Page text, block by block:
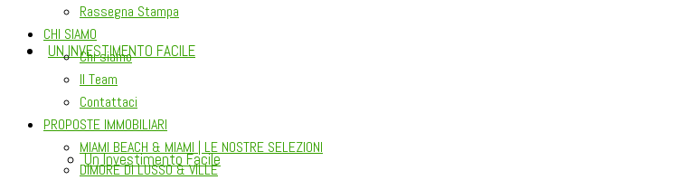
UN INVESTIMENTO FACILE
Un Investimento Facile
Rassegna Stampa
CHI SIAMO
Chi siamo
Il Team
Contattaci
PROPOSTE IMMOBILIARI
MIAMI BEACH & MIAMI | LE NOSTRE SELEZIONI
DIMORE DI LUSSO & VILLE